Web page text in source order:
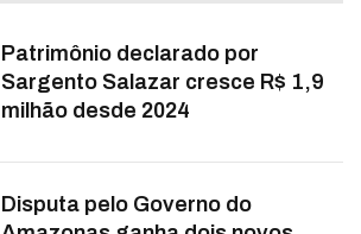
Patrimônio declarado por
Sargento Salazar cresce R$ 1,9
milhão desde 2024
Disputa pelo Governo do